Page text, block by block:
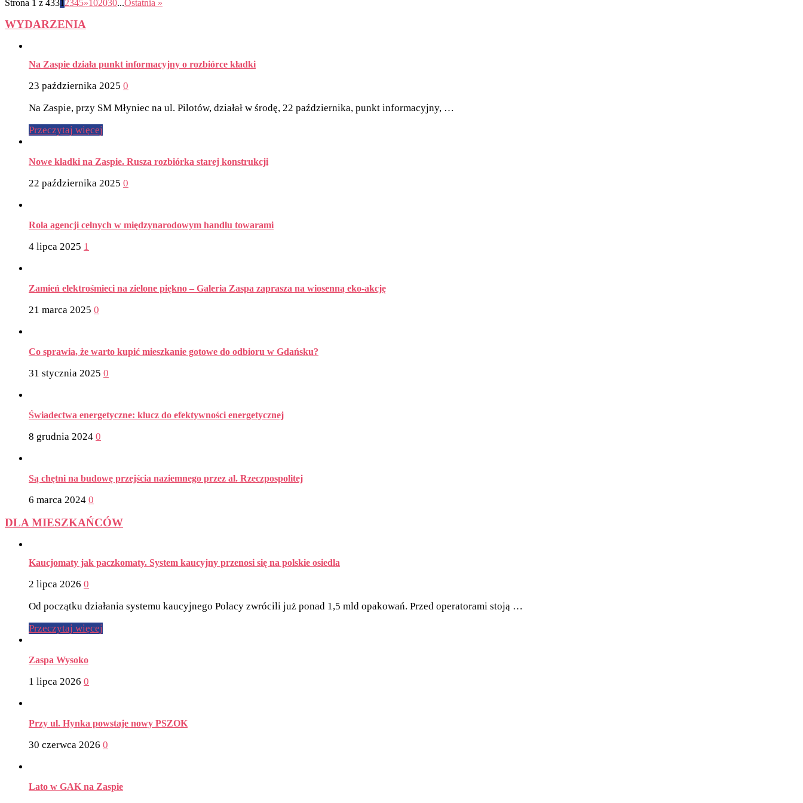
Strona 1 z 4331 2345»102030...Ostatnia »
WYDARZENIA
Na Zaspie działa punkt informacyjny o rozbiórce kładki
23 października 2025 0
Na Zaspie, przy SM Młyniec na ul. Pilotów, działał w środę, 22 października, punkt informacyjny, …
Przeczytaj więcej
Nowe kładki na Zaspie. Rusza rozbiórka starej konstrukcji
22 października 2025 0
Rola agencji celnych w międzynarodowym handlu towarami
4 lipca 2025 1
Zamień elektrośmieci na zielone piękno – Galeria Zaspa zaprasza na wiosenną eko-akcję
21 marca 2025 0
Co sprawia, że warto kupić mieszkanie gotowe do odbioru w Gdańsku?
31 stycznia 2025 0
Świadectwa energetyczne: klucz do efektywności energetycznej
8 grudnia 2024 0
Są chętni na budowę przejścia naziemnego przez al. Rzeczpospolitej
6 marca 2024 0
DLA MIESZKAŃCÓW
Kaucjomaty jak paczkomaty. System kaucyjny przenosi się na polskie osiedla
2 lipca 2026 0
Od początku działania systemu kaucyjnego Polacy zwrócili już ponad 1,5 mld opakowań. Przed operatorami stoją …
Przeczytaj więcej
Zaspa Wysoko
1 lipca 2026 0
Przy ul. Hynka powstaje nowy PSZOK
30 czerwca 2026 0
Lato w GAK na Zaspie